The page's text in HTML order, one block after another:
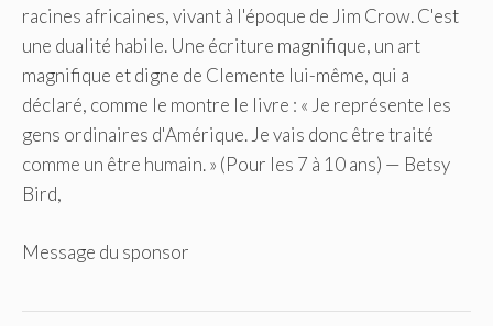
racines africaines, vivant à l'époque de Jim Crow. C'est
une dualité habile. Une écriture magnifique, un art
magnifique et digne de Clemente lui-même, qui a
déclaré, comme le montre le livre : « Je représente les
gens ordinaires d'Amérique. Je vais donc être traité
comme un être humain. » (Pour les 7 à 10 ans) — Betsy
Bird,
Message du sponsor